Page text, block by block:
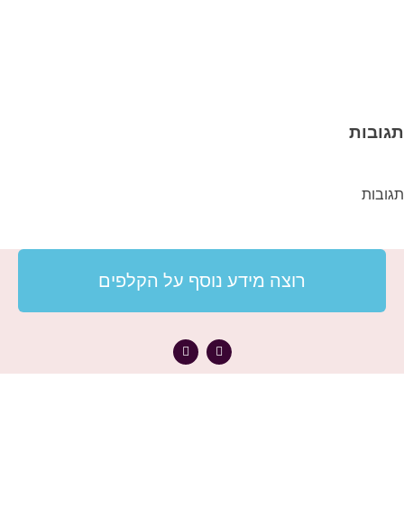
תגובות
תגובות
רוצה מידע נוסף על הקלפים